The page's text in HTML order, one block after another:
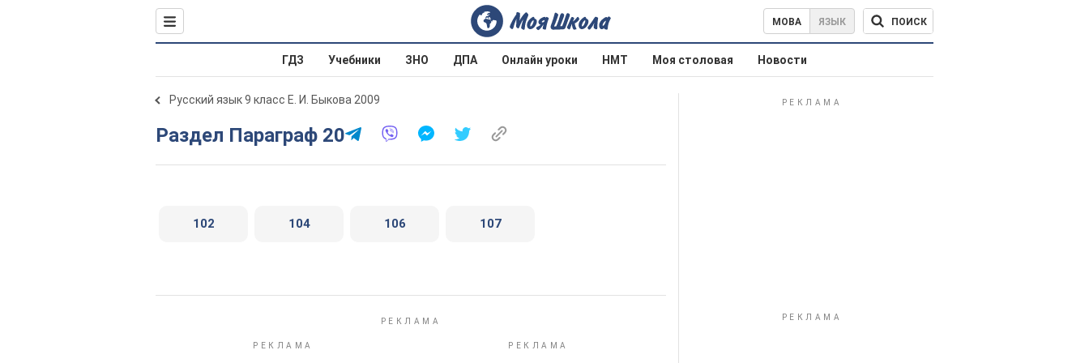
МОВА ЯЗЫК ПОИСК
ГДЗ Учебники ЗНО ДПА Онлайн уроки НМТ Моя столовая Новости
Русский язык 9 класс Е. И. Быкова 2009
Раздел Параграф 20
102 104 106 107